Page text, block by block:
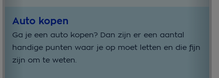
Auto kopen
Ga je een auto kopen? Dan zijn er een aantal
handige punten waar je op moet letten en die fijn
zijn om te weten.